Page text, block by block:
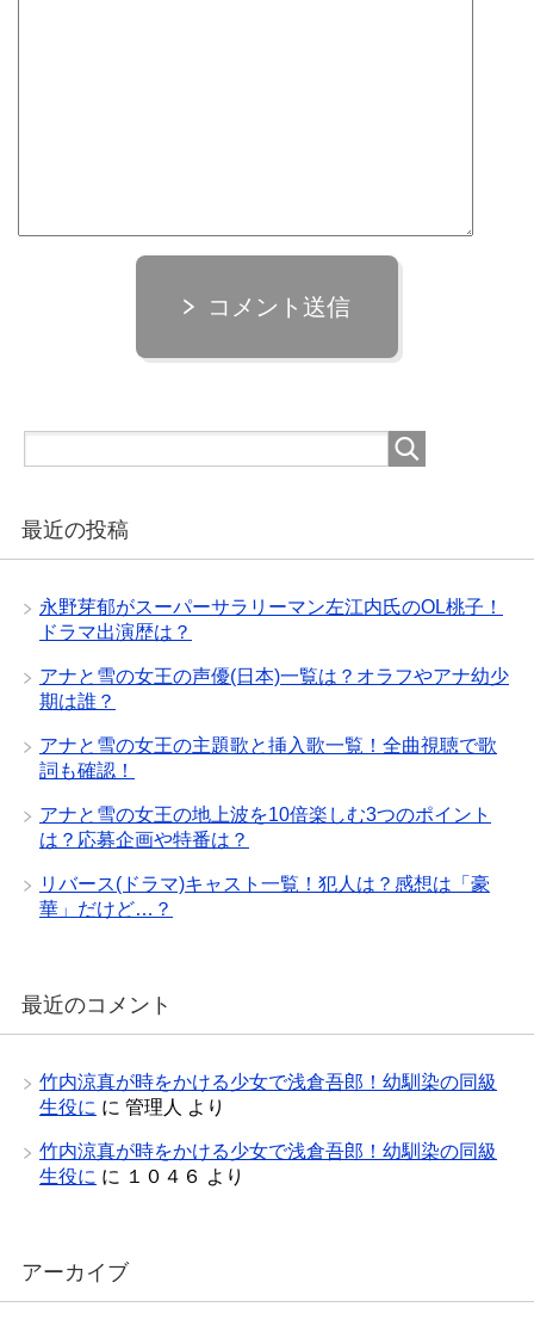
コメント送信
最近の投稿
永野芽郁がスーパーサラリーマン左江内氏のOL桃子！
ドラマ出演歴は？
アナと雪の女王の声優(日本)一覧は？オラフやアナ幼少
期は誰？
アナと雪の女王の主題歌と挿入歌一覧！全曲視聴で歌
詞も確認！
アナと雪の女王の地上波を10倍楽しむ3つのポイント
は？応募企画や特番は？
リバース(ドラマ)キャスト一覧！犯人は？感想は「豪
華」だけど…？
最近のコメント
竹内涼真が時をかける少女で浅倉吾郎！幼馴染の同級
生役に に 管理人 より
竹内涼真が時をかける少女で浅倉吾郎！幼馴染の同級
生役に に １０４６ より
アーカイブ